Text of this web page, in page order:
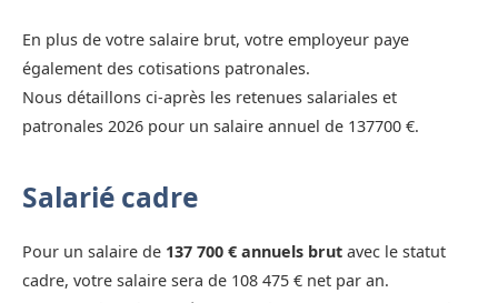
En plus de votre salaire brut, votre employeur paye
également des cotisations patronales.
Nous détaillons ci-après les retenues salariales et
patronales 2026 pour un salaire annuel de 137700 €.
Salarié cadre
Pour un salaire de 137 700 € annuels brut avec le statut
cadre, votre salaire sera de 108 475 € net par an.